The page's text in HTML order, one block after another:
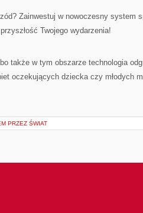
Zainwestuj w nowoczesny system
Twojego wydarzenia!
także w tym obszarze technologia
oczekujących dziecka czy młodych
PRZEZ ŚWIAT